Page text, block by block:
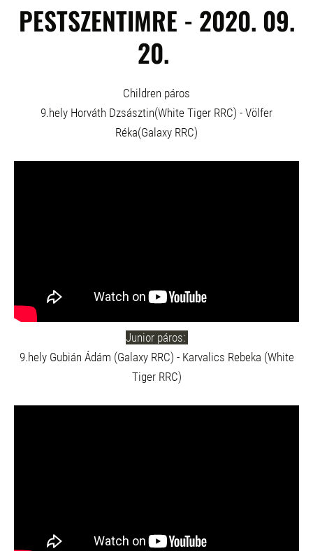
PESTSZENTIMRE - 2020. 09.
20.
Children páros
9.hely Horváth Dzsásztin(White Tiger RRC) - Völfer
Réka(Galaxy RRC)
Junior páros:
9.hely Gubián Ádám (Galaxy RRC) - Karvalics Rebeka (White
Tiger RRC)